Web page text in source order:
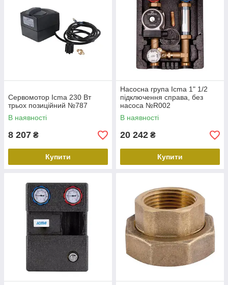
Сервомотор Icma 230 Вт
трьох позиційний №787
В наявності
8 207 ₴
Купити
Насосна група Icma 1" 1/2
підключення справа, без
насоса №R002
В наявності
20 242 ₴
Купити